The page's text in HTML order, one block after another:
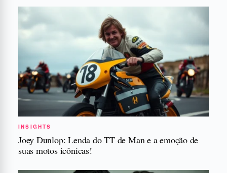
INSIGHTS
Joey Dunlop: Lenda do TT de Man e a emoção de
suas motos icônicas!